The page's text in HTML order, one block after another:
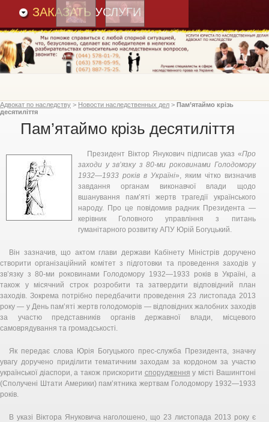
ЗАКАЗАТЬ УСЛУГИ
Адвокат по наследству > Новости наследственных дел > Пам’ятаймо крізь
десятиліття
Пам’ятаймо крізь десятиліття
Президент Віктор Янукович підписав указ «Про
заходи у зв’язку з 80-ми роковинами Голодомору
1932—1933 років в Україні», яким чітко визначив
завдання органам виконавчої влади щодо
вшанування пам’яті жертв трагедії українського
народу. Про це повідомив радник Президента —
керівник Головного управління з питань
гуманітарного розвитку АПУ Юрій Богуцький.
Він зазначив, що актом глави держави Кабінету Міністрів доручено
створити організаційний комітет з підготовки та проведення заходів у
зв’язку з 80-ми роковинами Голодомору 1932—1933 років в Україні, а
також у місячний строк розробити та затвердити відповідний план
заходів. Зокрема потрібно передбачити проведення 23 листопада 2013
року — у День пам’яті жертв голодоморів — відповідних жалобних заходів
за участю представників органів державної влади, місцевого
самоврядування та громадськості.
Як передає слова Юрія Богуцького прес-служба Президента, значну
увагу доручено приділити тематичним заходам за кордоном за участю
української діаспори, а також прискорити спорудження у місті Вашингтоні
(Сполучені Штати Америки) пам’ятника жертвам Голодомору 1932—1933
років.
В указі Віктора Януковича наголошено, що 23 листопада 2013 року є